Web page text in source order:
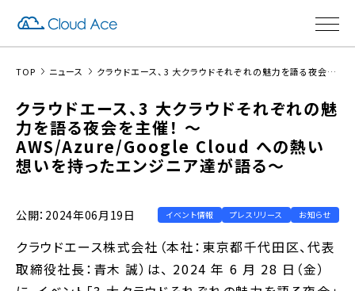
TOP ニュース クラウドエース、3 大クラウドそれぞれの魅力を語る夜会を主催！ 〜AWS/Azure/Google Cloud への熱い想いを持ったエンジニア達が語る〜
クラウドエース、3 大クラウドそれぞれの魅
力を語る夜会を主催！ 〜
AWS/Azure/Google Cloud への熱い
想いを持ったエンジニア達が語る〜
公開：2024年06月19日 イベント情報 プレスリリース お知らせ
クラウドエース株式会社（本社：東京都千代田区、代表
取締役社長：青木 誠）は、 2024 年 6 月 28 日（金）